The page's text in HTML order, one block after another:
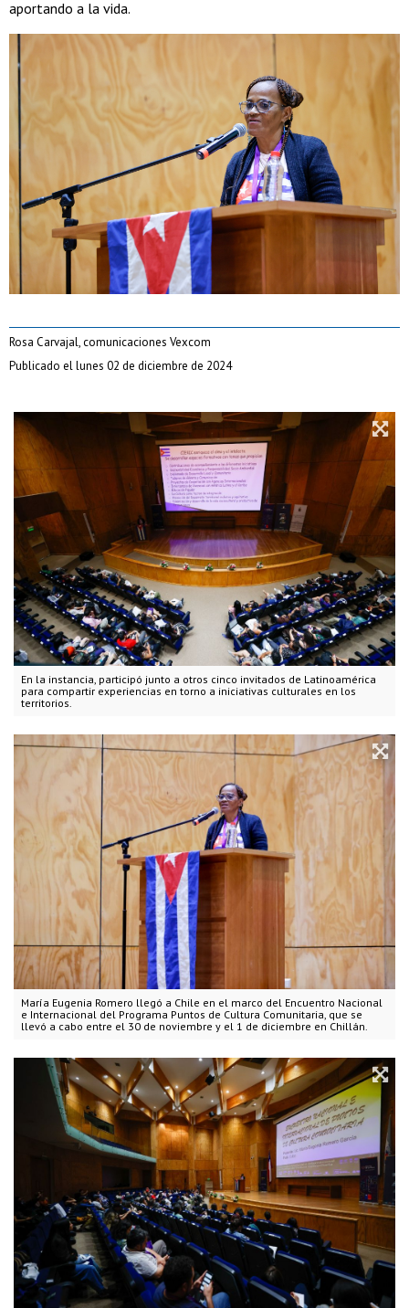
En la instancia, participó junto a otros cinco invitados de Latinoamérica
para compartir experiencias en torno a iniciativas culturales en los
territorios.
María Eugenia Romero llegó a Chile en el marco del Encuentro Nacional
e Internacional del Programa Puntos de Cultura Comunitaria, que se
llevó a cabo entre el 30 de noviembre y el 1 de diciembre en Chillán.
aportando a la vida.
Rosa Carvajal, comunicaciones Vexcom
Publicado el lunes 02 de diciembre de 2024